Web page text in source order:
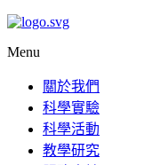
Menu
關於我們
科學實驗
科學活動
教學研究